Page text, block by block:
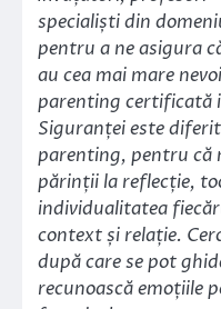
specialiști din
pentru a ne asigura
au cea mai mare
parenting certificată
Siguranței este
parenting, pentru că
părinții la reflecție,
individualitatea
context și relație.
după care se pot
recunoască emoțiile